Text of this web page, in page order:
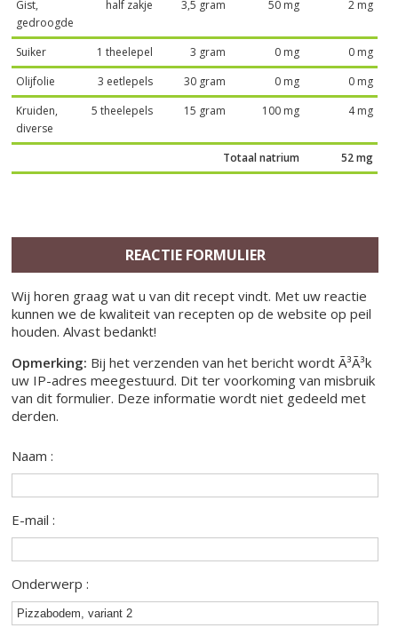
Gist,
gedroogde
half zakje 3,5 gram 50 mg 2 mg
Suiker 1 theelepel 3 gram 0 mg
0 mg
Olijfolie
3 eetlepels 30 gram 0 mg
0 mg
Kruiden,
diverse
5 theelepels 15 gram 100 mg 4 mg
Totaal natrium 52 mg
REACTIE FORMULIER
Wij horen graag wat u van dit recept vindt. Met uw reactie
kunnen we de kwaliteit van recepten op de website op peil
houden. Alvast bedankt!
Opmerking: Bij het verzenden van het bericht wordt Ã³Ã³k
uw IP-adres meegestuurd. Dit ter voorkoming van misbruik
van dit formulier. Deze informatie wordt niet gedeeld met
derden.
Naam :
E-mail :
Onderwerp :